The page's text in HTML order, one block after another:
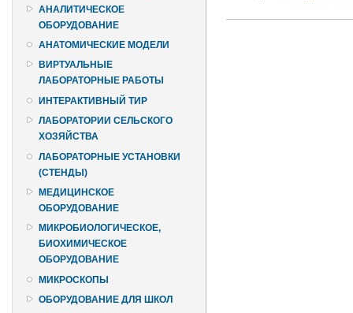
АНАЛИТИЧЕСКОЕ
ОБОРУДОВАНИЕ
АНАТОМИЧЕСКИЕ МОДЕЛИ
ВИРТУАЛЬНЫЕ
ЛАБОРАТОРНЫЕ РАБОТЫ
ИНТЕРАКТИВНЫЙ ТИР
ЛАБОРАТОРИИ СЕЛЬСКОГО
ХОЗЯЙСТВА
ЛАБОРАТОРНЫЕ УСТАНОВКИ
(СТЕНДЫ)
МЕДИЦИНСКОЕ
ОБОРУДОВАНИЕ
МИКРОБИОЛОГИЧЕСКОЕ,
БИОХИМИЧЕСКОЕ
ОБОРУДОВАНИЕ
МИКРОСКОПЫ
ОБОРУДОВАНИЕ ДЛЯ ШКОЛ